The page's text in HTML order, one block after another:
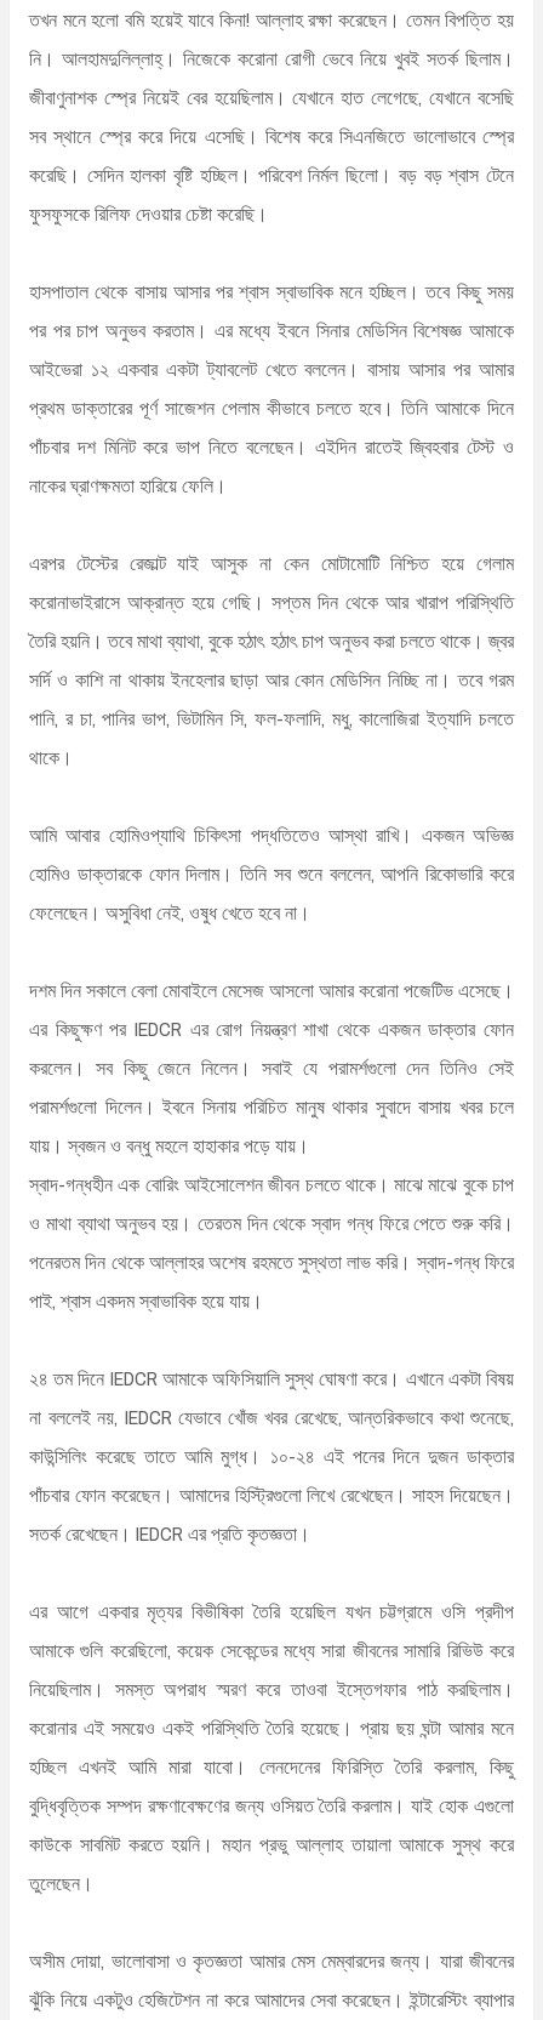
তখন মনে হলো বমি হয়েই যাবে কিনা! আল্লাহ রক্ষা করেছেন। তেমন বিপত্তি হয়
নি। আলহামদুলিল্লাহ্‌। নিজেকে করোনা রোগী ভেবে নিয়ে খুবই সতর্ক ছিলাম।
জীবাণুনাশক স্প্রে নিয়েই বের হয়েছিলাম। যেখানে হাত লেগেছে, যেখানে বসেছি
সব স্থানে স্প্রে করে দিয়ে এসেছি। বিশেষ করে সিএনজিতে ভালোভাবে স্প্রে
করেছি। সেদিন হালকা বৃষ্টি হচ্ছিল। পরিবেশ নির্মল ছিলো। বড় বড় শ্বাস টেনে
ফুসফুসকে রিলিফ দেওয়ার চেষ্টা করেছি।
হাসপাতাল থেকে বাসায় আসার পর শ্বাস স্বাভাবিক মনে হচ্ছিল। তবে কিছু সময়
পর পর চাপ অনুভব করতাম। এর মধ্যে ইবনে সিনার মেডিসিন বিশেষজ্ঞ আমাকে
আইভেরা ১২ একবার একটা ট্যাবলেট খেতে বললেন। বাসায় আসার পর আমার
প্রথম ডাক্তারের পূর্ণ সাজেশন পেলাম কীভাবে চলতে হবে। তিনি আমাকে দিনে
পাঁচবার দশ মিনিট করে ভাপ নিতে বলেছেন। এইদিন রাতেই জ্বিহবার টেস্ট ও
নাকের ঘ্রাণক্ষমতা হারিয়ে ফেলি।
এরপর টেস্টের রেজাল্ট যাই আসুক না কেন মোটামোটি নিশ্চিত হয়ে গেলাম
করোনাভাইরাসে আক্রান্ত হয়ে গেছি। সপ্তম দিন থেকে আর খারাপ পরিস্থিতি
তৈরি হয়নি। তবে মাথা ব্যাথা, বুকে হঠাৎ হঠাৎ চাপ অনুভব করা চলতে থাকে। জ্বর
সর্দি ও কাশি না থাকায় ইনহেলার ছাড়া আর কোন মেডিসিন নিচ্ছি না। তবে গরম
পানি, র চা, পানির ভাপ, ভিটামিন সি, ফল-ফলাদি, মধু, কালোজিরা ইত্যাদি চলতে
থাকে।
আমি আবার হোমিওপ্যাথি চিকিৎসা পদ্ধতিতেও আস্থা রাখি। একজন অভিজ্ঞ
হোমিও ডাক্তারকে ফোন দিলাম। তিনি সব শুনে বললেন, আপনি রিকোভারি করে
ফেলেছেন। অসুবিধা নেই, ওষুধ খেতে হবে না।
দশম দিন সকালে বেলা মোবাইলে মেসেজ আসলো আমার করোনা পজেটিভ এসেছে।
এর কিছুক্ষণ পর IEDCR এর রোগ নিয়ন্ত্রণ শাখা থেকে একজন ডাক্তার ফোন
করলেন। সব কিছু জেনে নিলেন। সবাই যে পরামর্শগুলো দেন তিনিও সেই
পরামর্শগুলো দিলেন। ইবনে সিনায় পরিচিত মানুষ থাকার সুবাদে বাসায় খবর চলে
যায়। স্বজন ও বন্ধু মহলে হাহাকার পড়ে যায়।
স্বাদ-গন্ধহীন এক বোরিং আইসোলেশন জীবন চলতে থাকে। মাঝে মাঝে বুকে চাপ
ও মাথা ব্যাথা অনুভব হয়। তেরতম দিন থেকে স্বাদ গন্ধ ফিরে পেতে শুরু করি।
পনেরতম দিন থেকে আল্লাহর অশেষ রহমতে সুস্থতা লাভ করি। স্বাদ-গন্ধ ফিরে
পাই, শ্বাস একদম স্বাভাবিক হয়ে যায়।
২৪ তম দিনে IEDCR আমাকে অফিসিয়ালি সুস্থ ঘোষণা করে। এখানে একটা বিষয়
না বললেই নয়, IEDCR যেভাবে খোঁজ খবর রেখেছে, আন্তরিকভাবে কথা শুনেছে,
কাউন্সিলিং করেছে তাতে আমি মুগ্ধ। ১০-২৪ এই পনের দিনে দুজন ডাক্তার
পাঁচবার ফোন করেছেন। আমাদের হিস্ট্রিগুলো লিখে রেখেছেন। সাহস দিয়েছেন।
সতর্ক রেখেছেন। IEDCR এর প্রতি কৃতজ্ঞতা।
এর আগে একবার মৃত্যর বিভীষিকা তৈরি হয়েছিল যখন চট্টগ্রামে ওসি প্রদীপ
আমাকে গুলি করেছিলো, কয়েক সেকেন্ডের মধ্যে সারা জীবনের সামারি রিভিউ করে
নিয়েছিলাম। সমস্ত অপরাধ স্মরণ করে তাওবা ইস্তেগফার পাঠ করছিলাম।
করোনার এই সময়েও একই পরিস্থিতি তৈরি হয়েছে। প্রায় ছয় ঘন্টা আমার মনে
হচ্ছিল এখনই আমি মারা যাবো। লেনদেনের ফিরিস্তি তৈরি করলাম, কিছু
বুদ্ধিবৃত্তিক সম্পদ রক্ষণাবেক্ষণের জন্য ওসিয়ত তৈরি করলাম। যাই হোক এগুলো
কাউকে সাবমিট করতে হয়নি। মহান প্রভু আল্লাহ তায়ালা আমাকে সুস্থ করে
তুলেছেন।
অসীম দোয়া, ভালোবাসা ও কৃতজ্ঞতা আমার মেস মেম্বারদের জন্য। যারা জীবনের
ঝুঁকি নিয়ে একটুও হেজিটেশন না করে আমাদের সেবা করেছেন। ইন্টারেস্টিং ব্যাপার